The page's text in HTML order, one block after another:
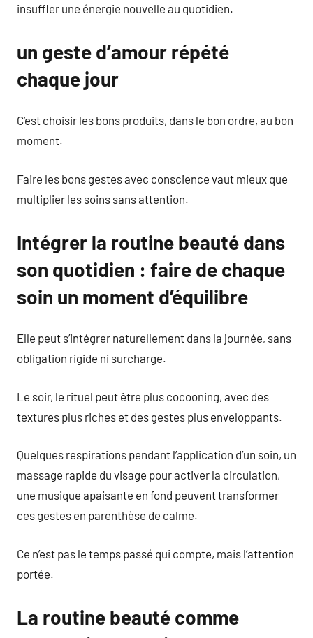
insuffler une énergie nouvelle au quotidien.
un geste d’amour répété
chaque jour
C’est choisir les bons produits, dans le bon ordre, au bon
moment.
Faire les bons gestes avec conscience vaut mieux que
multiplier les soins sans attention.
Intégrer la routine beauté dans
son quotidien : faire de chaque
soin un moment d’équilibre
Elle peut s’intégrer naturellement dans la journée, sans
obligation rigide ni surcharge.
Le soir, le rituel peut être plus cocooning, avec des
textures plus riches et des gestes plus enveloppants.
Quelques respirations pendant l’application d’un soin, un
massage rapide du visage pour activer la circulation,
une musique apaisante en fond peuvent transformer
ces gestes en parenthèse de calme.
Ce n’est pas le temps passé qui compte, mais l’attention
portée.
La routine beauté comme